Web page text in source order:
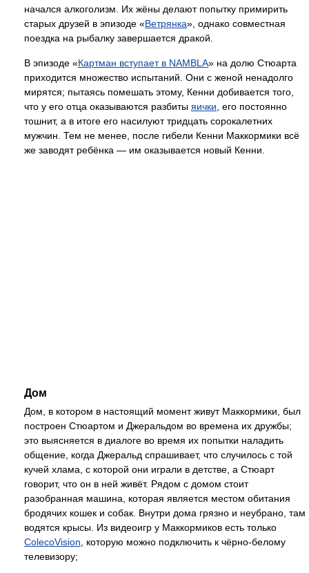
начался алкоголизм. Их жёны делают попытку примирить
старых друзей в эпизоде «Ветрянка», однако совместная
поездка на рыбалку завершается дракой.
В эпизоде «Картман вступает в NAMBLA» на долю Стюарта
приходится множество испытаний. Они с женой ненадолго
мирятся; пытаясь помешать этому, Кенни добивается того,
что у его отца оказываются разбиты яички , его постоянно
тошнит, а в итоге его насилуют тридцать сорокалетних
мужчин. Тем не менее, после гибели Кенни Маккормики всё
же заводят ребёнка — им оказывается новый Кенни.
Дом
Дом, в котором в настоящий момент живут Маккормики, был
построен Стюартом и Джеральдом во времена их дружбы;
это выясняется в диалоге во время их попытки наладить
общение, когда Джеральд спрашивает, что случилось с той
кучей хлама, с которой они играли в детстве, а Стюарт
говорит, что он в ней живёт. Рядом с домом стоит
разобранная машина, которая является местом обитания
бродячих кошек и собак. Внутри дома грязно и неубрано, там
водятся крысы. Из видеоигр у Маккормиков есть только
ColecoVision , которую можно подключить к чёрно-белому
телевизору;